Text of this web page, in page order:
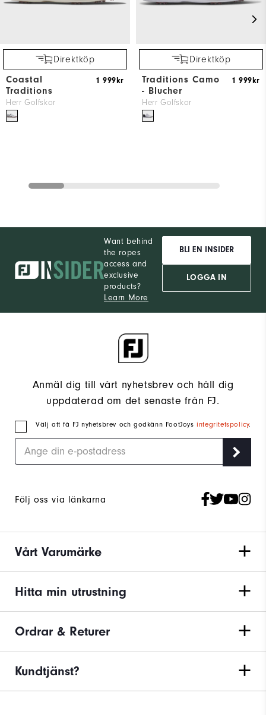
Direktköp
Coastal
Traditions
Herr Golfskor
1 999kr
Direktköp
Traditions Camo
- Blucher
Herr Golfskor
1 999kr
Want behind
the ropes
access and
exclusive
products?
Learn More
BLI EN INSIDER
LOGGA IN
Anmäl dig till vårt nyhetsbrev och håll dig
uppdaterad om det senaste från FJ.
Välj att få FJ nyhetsbrev och godkänn FootJoysintegritetspolicy.
Följ oss via länkarna
Vårt Varumärke
Hitta min utrustning
Ordrar & Returer
Kundtjänst?